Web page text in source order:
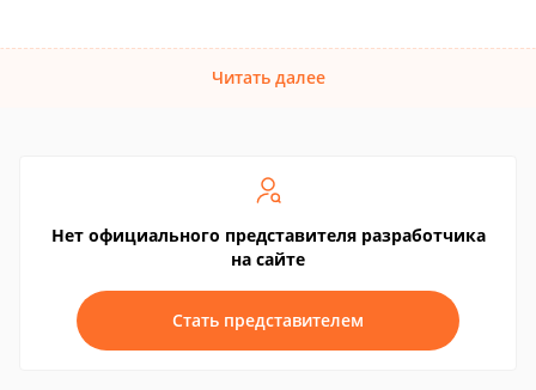
Читать далее
Нет официального представителя разработчика
на сайте
Стать представителем